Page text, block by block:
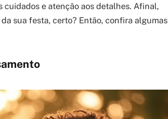
cuidados e atenção aos detalhes. Afinal,
sua festa, certo? Então, confira algumas